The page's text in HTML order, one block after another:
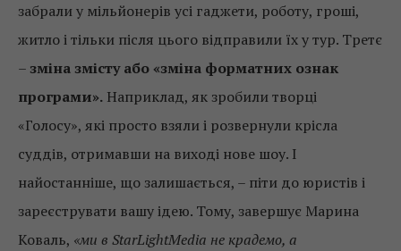
забрали у мільйонерів усі гаджети, роботу, гроші,
житло і тільки після цього відправили їх у тур. Третє
– зміна змісту або «зміна форматних ознак
програми». Наприклад, як зробили творці
«Голосу», які просто взяли і розвернули крісла
суддів, отримавши на виході нове шоу. І
найостанніше, що залишається, – піти до юристів і
зареєструвати вашу ідею. Тому, завершує Марина
Коваль, «ми в StarLightMedia не крадемо, а